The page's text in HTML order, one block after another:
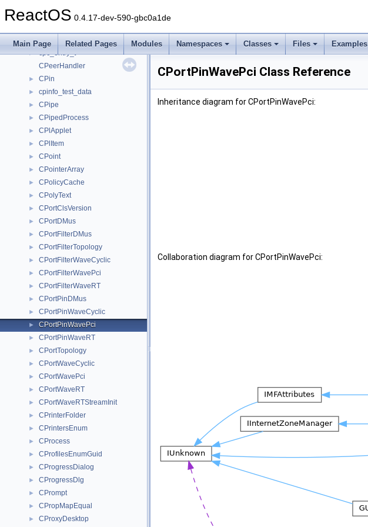
ReactOS 0.4.17-dev-590-gbc0a1de
Main Page Related Pages Modules Namespaces Classes Files Examples
► CPaintToolBar
►
► cpc_entry_t
CPeerHandler
► CPin
► cpinfo_test_data
► CPipe
► CPipedProcess
► CPlApplet
► CPlItem
► CPoint
► CPointerArray
► CPolicyCache
► CPolyText
► CPortClsVersion
► CPortDMus
► CPortFilterDMus
► CPortFilterTopology
► CPortFilterWaveCyclic
► CPortFilterWavePci
► CPortFilterWaveRT
► CPortPinDMus
► CPortPinWaveCyclic
► CPortPinWavePci
► CPortPinWaveRT
► CPortTopology
► CPortWaveCyclic
► CPortWavePci
► CPortWaveRT
► CPortWaveRTStreamInit
► CPrinterFolder
► CPrintersEnum
► CProcess
► CProfilesEnumGuid
► CProgressDialog
► CProgressDlg
► CPrompt
► CPropMapEqual
► CProxyDesktop
CPortPinWavePci Class Reference
Inheritance diagram for CPortPinWavePci:
Collaboration diagram for CPortPinWavePci: